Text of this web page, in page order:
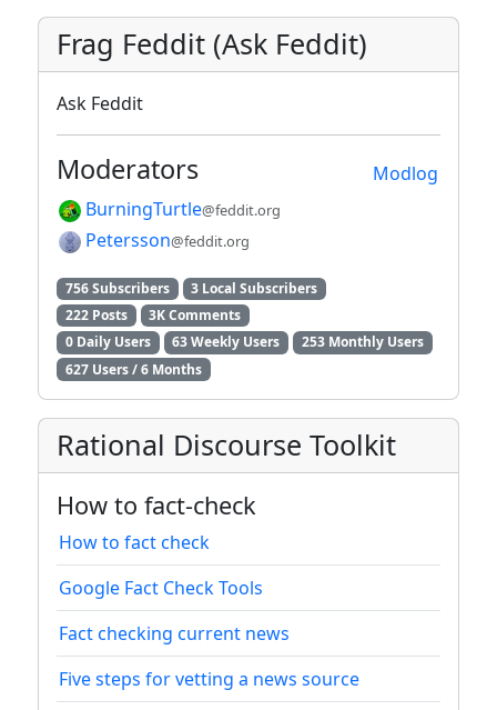
Frag Feddit (Ask Feddit)
Ask Feddit
Modlog
Moderators
BurningTurtle@feddit.org
Petersson@feddit.org
756 Subscribers
3 Local Subscribers
222 Posts
3K Comments
0 Daily Users
63 Weekly Users
253 Monthly Users
627 Users / 6 Months
Rational Discourse Toolkit
How to fact-check
How to fact check
Google Fact Check Tools
Fact checking current news
Five steps for vetting a news source